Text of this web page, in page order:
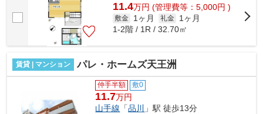
11.4万円 (管理費等：5,000円 )
敷金 1ヶ月 礼金
1ヶ月
1-2階 / 1R / 32.70㎡
賃貸 | マンション パレ・ホームズ天王洲
仲手半額 敷0
11.7万円
山手線 「品川
」駅 徒歩13分